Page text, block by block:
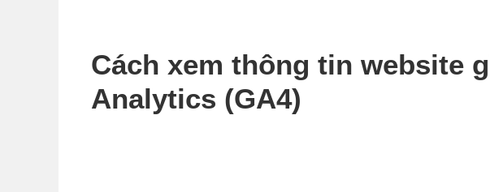
Cách xem thông tin website
Analytics (GA4)